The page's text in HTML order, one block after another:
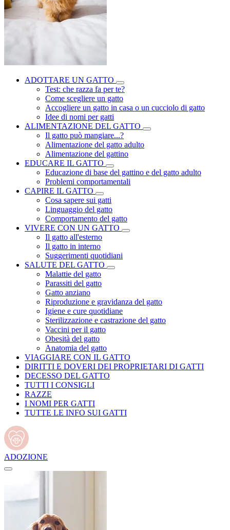
ADOTTARE UN GATTO
Test: che razza fa per te?
Come scegliere un gatto
Accogliere un gatto in casa o un cucciolo di gatto
Idee di nomi per gatti
ALIMENTAZIONE DEL GATTO
Il gatto può mangiare...?
Alimentazione del gatto adulto
Alimentazione del gattino
EDUCARE IL GATTO
Educazione di base del gattino e del gatto adulto
Problemi comportamentali
CAPIRE IL GATTO
Cosa sapere sui gatti
Linguaggio del gatto
Comportamento del gatto
VIVERE CON UN GATTO
Il gatto all'esterno
Il gatto in interno
Suggerimenti quotidiani
SALUTE DEL GATTO
Malattie del gatto
Parassiti del gatto
Gatto anziano
Riproduzione e gravidanza del gatto
Igiene e cure quotidiane
Sterilizzazione e castrazione del gatto
Vaccini per il gatto
Obesità del gatto
Anatomia del gatto
VIAGGIARE CON IL GATTO
DIRITTI E DOVERI DEI PROPRIETARI DI GATTI
DECESSO DEL GATTO
TUTTI I CONSIGLI
RAZZE
I NOMI PER GATTI
TUTTE LE INFO SUI GATTI
ADOZIONE